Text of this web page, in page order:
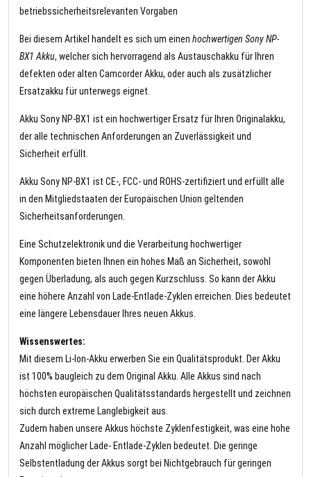
betriebssicherheitsrelevanten Vorgaben
Bei diesem Artikel handelt es sich um einen hochwertigen Sony NP-
BX1 Akku, welcher sich hervorragend als Austauschakku für Ihren
defekten oder alten Camcorder Akku, oder auch als zusätzlicher
Ersatzakku für unterwegs eignet.
Akku Sony NP-BX1 ist ein hochwertiger Ersatz für Ihren Originalakku,
der alle technischen Anforderungen an Zuverlässigkeit und
Sicherheit erfüllt.
Akku Sony NP-BX1 ist CE-, FCC- und ROHS-zertifiziert und erfüllt alle
in den Mitgliedstaaten der Europäischen Union geltenden
Sicherheitsanforderungen.
Eine Schutzelektronik und die Verarbeitung hochwertiger
Komponenten bieten Ihnen ein hohes Maß an Sicherheit, sowohl
gegen Überladung, als auch gegen Kurzschluss. So kann der Akku
eine höhere Anzahl von Lade-Entlade-Zyklen erreichen. Dies bedeutet
eine längere Lebensdauer Ihres neuen Akkus.
Wissenswertes:
Mit diesem Li-Ion-Akku erwerben Sie ein Qualitätsprodukt. Der Akku
ist 100% baugleich zu dem Original Akku. Alle Akkus sind nach
höchsten europäischen Qualitätsstandards hergestellt und zeichnen
sich durch extreme Langlebigkeit aus.
Zudem haben unsere Akkus höchste Zyklenfestigkeit, was eine hohe
Anzahl möglicher Lade- Entlade-Zyklen bedeutet. Die geringe
Selbstentladung der Akkus sorgt bei Nichtgebrauch für geringen